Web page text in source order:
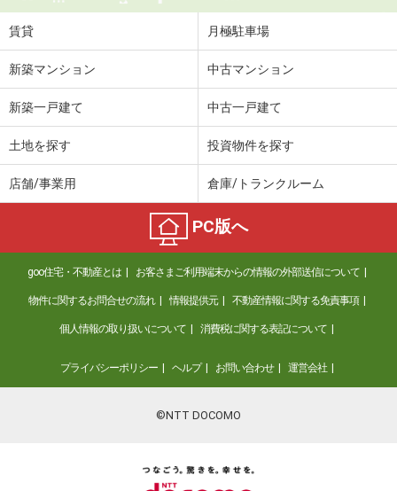
賃貸 月極駐車場
新築マンション 中古マンション
新築一戸建て 中古一戸建て
土地を探す 投資物件を探す
店舗/事業用 倉庫/トランクルーム
PC版へ
goo住宅・不動産とは お客さまご利用端末からの情報の外部送信について
物件に関するお問合せの流れ 情報提供元 不動産情報に関する免責事項
個人情報の取り扱いについて 消費税に関する表記について
プライバシーポリシー ヘルプ お問い合わせ 運営会社
©NTT DOCOMO